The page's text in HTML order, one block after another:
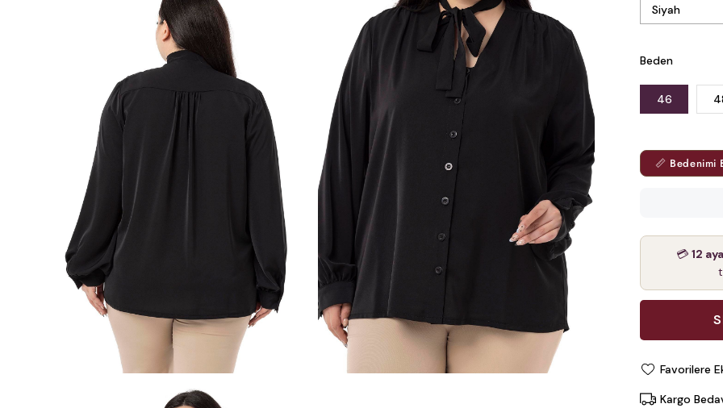
Beden
46
📏 Bedenimi
💳12
Favorilere
Kargo